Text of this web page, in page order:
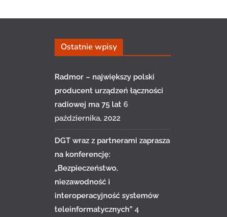
Ostatnie wpisy
Radmor – największy polski
producent urządzeń łączności
radiowej ma 75 lat 6
października, 2022
DGT wraz z partnerami zaprasza
na konferencję:
„Bezpieczeństwo,
niezawodność i
interoperacyjność systemów
teleinformatycznych” 4